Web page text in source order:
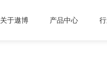
关于遨博 产品中心